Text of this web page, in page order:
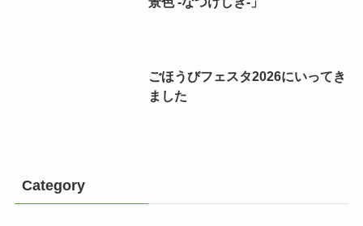
ごほうびフェスタ2026にいってき
ました
Category